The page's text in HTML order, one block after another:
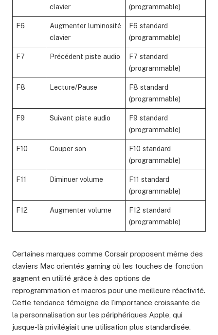
clavier (programmable)
F6
Augmenter luminosité
clavier
F6 standard
(programmable)
F7 Précédent piste audio
F7 standard
(programmable)
F8 Lecture/Pause
F8 standard
(programmable)
F9 Suivant piste audio
F9 standard
(programmable)
F10 Couper son
F10 standard
(programmable)
F11 Diminuer volume
F11 standard
(programmable)
F12 Augmenter volume
F12 standard
(programmable)
Certaines marques comme Corsair proposent même des
claviers Mac orientés gaming où les touches de fonction
gagnent en utilité grâce à des options de
reprogrammation et macros pour une meilleure réactivité.
Cette tendance témoigne de l’importance croissante de
la personnalisation sur les périphériques Apple, qui
jusque-là privilégiait une utilisation plus standardisée.